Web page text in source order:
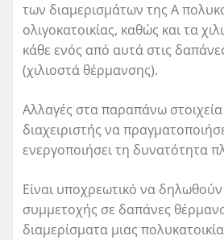
των διαμερισμάτων της Α
ολιγοκατοικίας, καθώς και τα
κάθε ενός από αυτά στις
(χιλιοστά θέρμανσης).
Αλλαγές στα παραπάνω
διαχειριστής να
ενεργοποιήσει τη δυνατότητα
Είναι υποχρεωτικό να δηλωθούν
συμμετοχής σε δαπάνες
διαμερίσματα μιας